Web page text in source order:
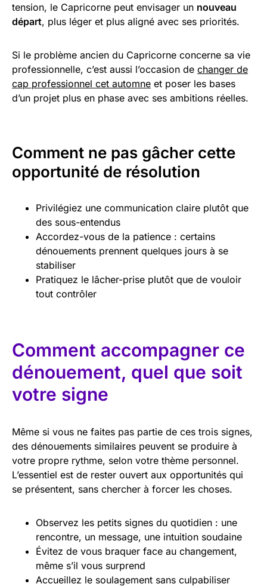
tension, le Capricorne peut envisager un nouveau
départ, plus léger et plus aligné avec ses priorités.
Si le problème ancien du Capricorne concerne sa vie
professionnelle, c’est aussi l’occasion de changer de
cap professionnel cet automne et poser les bases
d’un projet plus en phase avec ses ambitions réelles.
Comment ne pas gâcher cette
opportunité de résolution
Privilégiez une communication claire plutôt que
des sous-entendus
Accordez-vous de la patience : certains
dénouements prennent quelques jours à se
stabiliser
Pratiquez le lâcher-prise plutôt que de vouloir
tout contrôler
Comment accompagner ce
dénouement, quel que soit
votre signe
Même si vous ne faites pas partie de ces trois signes,
des dénouements similaires peuvent se produire à
votre propre rythme, selon votre thème personnel.
L’essentiel est de rester ouvert aux opportunités qui
se présentent, sans chercher à forcer les choses.
Observez les petits signes du quotidien : une
rencontre, un message, une intuition soudaine
Évitez de vous braquer face au changement,
même s’il vous surprend
Accueillez le soulagement sans culpabiliser